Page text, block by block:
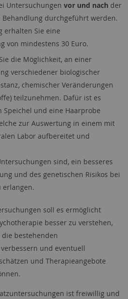
Untersuchungenvor und nach der
durchgeführt werden.
erhalten Sie eine
von mindestens 30 Euro.
die Möglichkeit, an einer
verschiedener biologischer
chemischer Veränderungen
teilzunehmen. Dafür ist es
Speichel und eine Haarprobe
zur Auswertung in einem mit
Labor aufbereitet und
sind, ein besseres
und des genetischen Risikos bei
erlangen.
soll es ermöglicht
besser zu verstehen,
bestehenden
und eventuell
und Therapieangebote
ist freiwillig und